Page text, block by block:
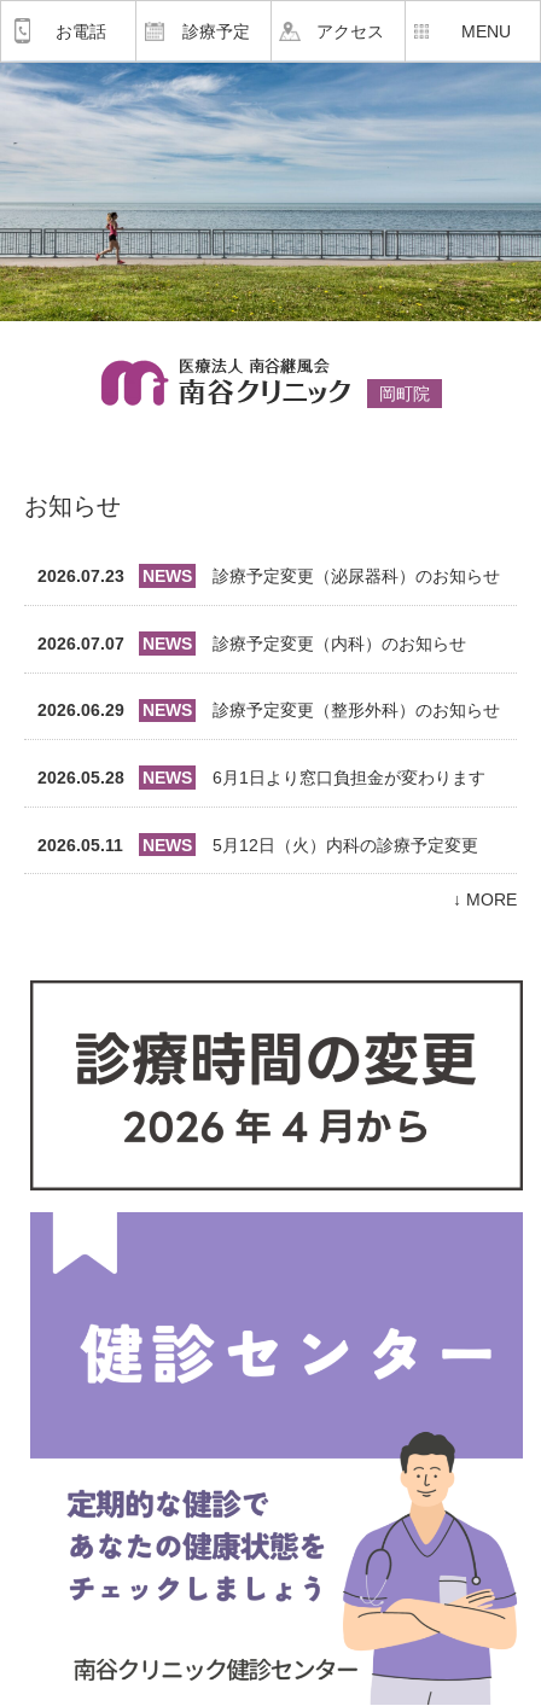
岡町院
お知らせ
2026.07.23 NEWS 診療予定変更（泌尿器科）のお知らせ
2026.07.07 NEWS 診療予定変更（内科）のお知らせ
2026.06.29 NEWS 診療予定変更（整形外科）のお知らせ
2026.05.28 NEWS 6月1日より窓口負担金が変わります
2026.05.11 NEWS 5月12日（火）内科の診療予定変更
↓ MORE
お電話 診療予定 アクセス MENU